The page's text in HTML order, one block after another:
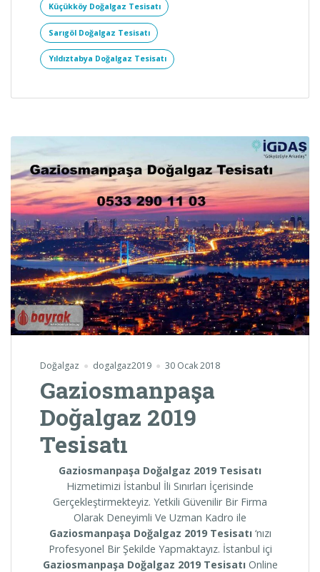
Küçükköy Doğalgaz Tesisatı
Sarıgöl Doğalgaz Tesisatı
Yıldıztabya Doğalgaz Tesisatı
Doğalgaz dogalgaz2019 30 Ocak 2018
Gaziosmanpaşa
Doğalgaz 2019
Tesisatı
Gaziosmanpaşa Doğalgaz 2019 Tesisatı
Hizmetimizi İstanbul İli Sınırları İçerisinde
Gerçekleştirmekteyiz. Yetkili Güvenilir Bir Firma
Olarak Deneyimli Ve Uzman Kadro ile
Gaziosmanpaşa Doğalgaz 2019 Tesisatı ‘nızı
Profesyonel Bir Şekilde Yapmaktayız. İstanbul içi
Gaziosmanpaşa Doğalgaz 2019 TesisatıOnline